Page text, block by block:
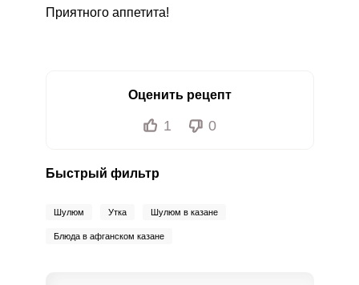
Приятного аппетита!
Оценить рецепт
1 0
Быстрый фильтр
Шулюм Утка Шулюм в казане
Блюда в афганском казане